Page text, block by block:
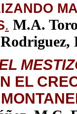
. M.A.
EL